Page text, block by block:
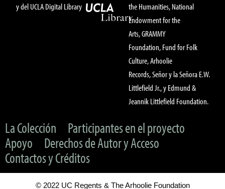
y del UCLA Digital Library
the Humanities, National
Endowment for the
Arts, GRAMMY
Foundation, Fund for Folk
Culture, Arhoolie
Records, Señor y la Señora E.W.
Littlefield Jr., y Edmund &
Jeannik Littlefield Foundation.
La Colección
Participantes en el proyecto
Apoyo
Derechos de Autor y Acceso
Contactos y Créditos
© 2022 UC Regents & The Arhoolie Foundation